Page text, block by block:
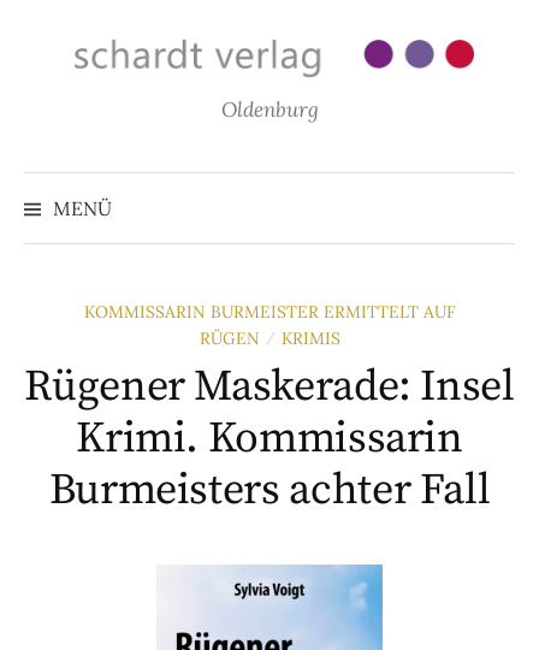
Inhalt
Oldenburg
MENÜ
KOMMISSARIN BURMEISTER ERMITTELT AUF
RÜGEN / KRIMIS
Rügener Maskerade: Insel
Krimi. Kommissarin
Burmeisters achter Fall